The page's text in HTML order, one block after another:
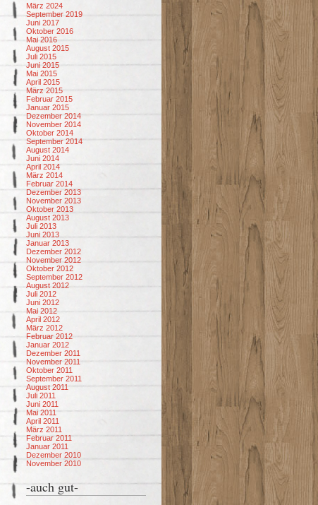
März 2024
September 2019
Juni 2017
Oktober 2016
Mai 2016
August 2015
Juli 2015
Juni 2015
Mai 2015
April 2015
März 2015
Februar 2015
Januar 2015
Dezember 2014
November 2014
Oktober 2014
September 2014
August 2014
Juni 2014
April 2014
März 2014
Februar 2014
Dezember 2013
November 2013
Oktober 2013
August 2013
Juli 2013
Juni 2013
Januar 2013
Dezember 2012
November 2012
Oktober 2012
September 2012
August 2012
Juli 2012
Juni 2012
Mai 2012
April 2012
März 2012
Februar 2012
Januar 2012
Dezember 2011
November 2011
Oktober 2011
September 2011
August 2011
Juli 2011
Juni 2011
Mai 2011
April 2011
März 2011
Februar 2011
Januar 2011
Dezember 2010
November 2010
-auch gut-